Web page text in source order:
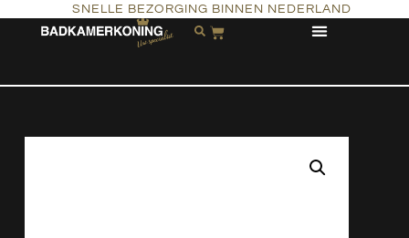
SNELLE BEZORGING BINNEN NEDERLAND